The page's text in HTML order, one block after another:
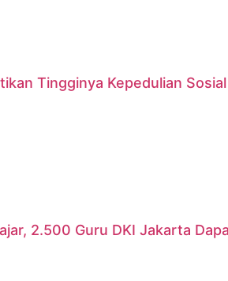
Tingginya Kepedulian
2.500 Guru DKI Jakarta